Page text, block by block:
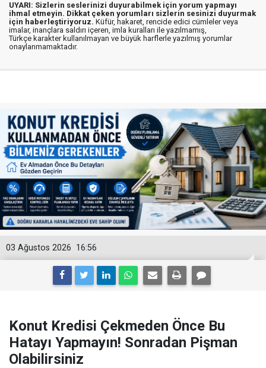
UYARI: Sizlerin seslerinizi duyurabilmek için yorum yapmayı
ihmal etmeyin. Dikkat çeken yorumları sizlerin sesinizi duyurmak
için haberleştiriyoruz. Küfür, hakaret, rencide edici cümleler veya
imalar, inançlara saldırı içeren, imla kuralları ile yazılmamış,
Türkçe karakter kullanılmayan ve büyük harflerle yazılmış yorumlar
onaylanmamaktadır.
16:56
03 Ağustos 2026
Konut Kredisi Çekmeden Önce Bu
Hatayı Yapmayın! Sonradan Pişman
Olabilirsiniz